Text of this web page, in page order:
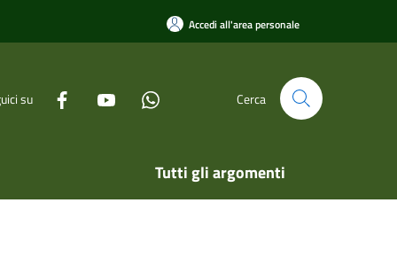
Accedi all'area personale
su Cerca
Tutti gli argomenti